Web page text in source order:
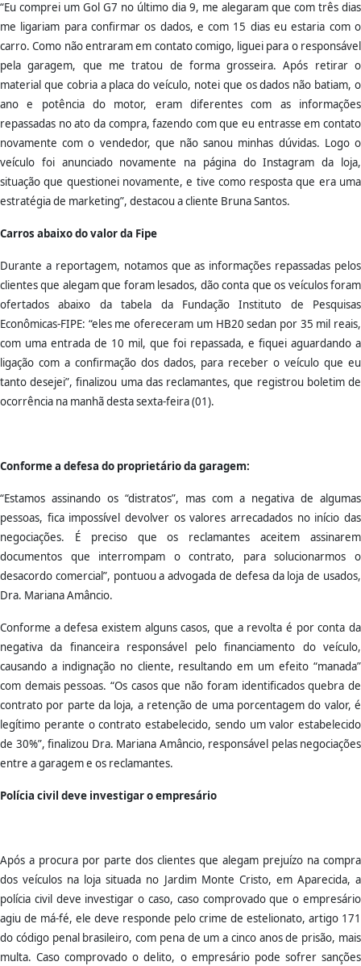
“Eu comprei um Gol G7 no último dia 9, me alegaram que com três dias
me ligariam para confirmar os dados, e com 15 dias eu estaria com o
carro. Como não entraram em contato comigo, liguei para o responsável
pela garagem, que me tratou de forma grosseira. Após retirar o
material que cobria a placa do veículo, notei que os dados não batiam, o
ano e potência do motor, eram diferentes com as informações
repassadas no ato da compra, fazendo com que eu entrasse em contato
novamente com o vendedor, que não sanou minhas dúvidas. Logo o
veículo foi anunciado novamente na página do Instagram da loja,
situação que questionei novamente, e tive como resposta que era uma
estratégia de marketing”, destacou a cliente Bruna Santos.
Carros abaixo do valor da Fipe
Durante a reportagem, notamos que as informações repassadas pelos
clientes que alegam que foram lesados, dão conta que os veículos foram
ofertados abaixo da tabela da Fundação Instituto de Pesquisas
Econômicas-FIPE: “eles me ofereceram um HB20 sedan por 35 mil reais,
com uma entrada de 10 mil, que foi repassada, e fiquei aguardando a
ligação com a confirmação dos dados, para receber o veículo que eu
tanto desejei”, finalizou uma das reclamantes, que registrou boletim de
ocorrência na manhã desta sexta-feira (01).
Conforme a defesa do proprietário da garagem:
“Estamos assinando os “distratos”, mas com a negativa de algumas
pessoas, fica impossível devolver os valores arrecadados no início das
negociações. É preciso que os reclamantes aceitem assinarem
documentos que interrompam o contrato, para solucionarmos o
desacordo comercial”, pontuou a advogada de defesa da loja de usados,
Dra. Mariana Amâncio.
Conforme a defesa existem alguns casos, que a revolta é por conta da
negativa da financeira responsável pelo financiamento do veículo,
causando a indignação no cliente, resultando em um efeito “manada”
com demais pessoas. “Os casos que não foram identificados quebra de
contrato por parte da loja, a retenção de uma porcentagem do valor, é
legítimo perante o contrato estabelecido, sendo um valor estabelecido
de 30%”, finalizou Dra. Mariana Amâncio, responsável pelas negociações
entre a garagem e os reclamantes.
Polícia civil deve investigar o empresário
Após a procura por parte dos clientes que alegam prejuízo na compra
dos veículos na loja situada no Jardim Monte Cristo, em Aparecida, a
polícia civil deve investigar o caso, caso comprovado que o empresário
agiu de má-fé, ele deve responde pelo crime de estelionato, artigo 171
do código penal brasileiro, com pena de um a cinco anos de prisão, mais
multa. Caso comprovado o delito, o empresário pode sofrer sanções